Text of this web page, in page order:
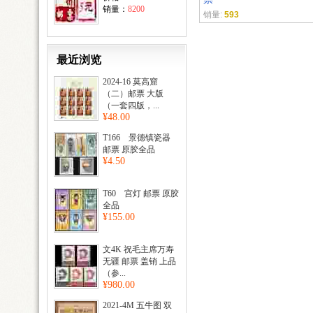
销量： 8200
最近浏览
2024-16 莫高窟
（二）邮票 大版
（一套四版，...
¥48.00
T166 景德镇瓷器
邮票 原胶全品
¥4.50
T60 宫灯 邮票 原胶
全品
¥155.00
文4K 祝毛主席万寿
无疆 邮票 盖销 上品
（参...
¥980.00
2021-4M 五牛图 双
销量: 593